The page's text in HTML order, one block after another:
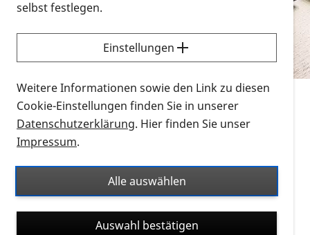
Sie möchten wissen, wie Sie nach Infonmaterial
suchen und dieses bestellen bzw. herunterladen
können? Schauen Sie sich dieErklärvideos zum
Thema Infomaterial auf der PRO RETINA-Website
für blinde und sehbehinderte Menschen an.
Auf dieser Seite finden Sie sämtliches Infomaterial
Ort. Nutzen Sie den Formatfilter, um ausschließlich
nach Flyern und Broschüren, Audios oder Videos zu
suchen. Die meisten Flyer und Broschüren werden in
verschiedenen Formaten angeboten: zur
selbst festlegen.
Einstellungen
Weitere Informationen sowie den Link zu diesen
Cookie-Einstellungen finden Sie in unserer
Datenschutzerklärung. Hier finden Sie unser
Impressum.
Alle auswählen
Auswahl bestätigen